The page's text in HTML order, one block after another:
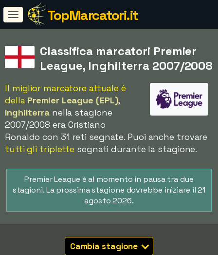
TopMarcatori.it
Classifica marcatori Premier
League, Inghilterra 2007/2008
Il miglior marcatore attuale è
della Premier League (EPL),
Inghilterranella stagione
2007/2008 era Cristiano
Ronaldo con 31 reti segnate. Puoi anche trovare
tutti gli triplette segnati durante la stagione.
Premier League è al momento in pausa tra due
stagioni. La prossima stagione dovrebbe iniziare il 21
agosto 2026.
Cambia stagione